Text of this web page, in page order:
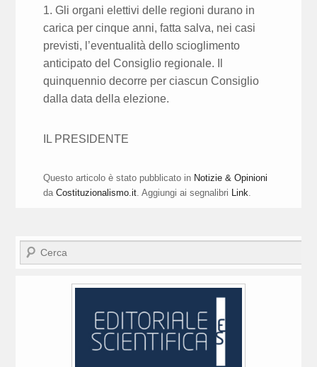
1. Gli organi elettivi delle regioni durano in
carica per cinque anni, fatta salva, nei casi
previsti, l’eventualità dello scioglimento
anticipato del Consiglio regionale. Il
quinquennio decorre per ciascun Consiglio
dalla data della elezione.
IL PRESIDENTE
Questo articolo è stato pubblicato in Notizie & Opinioni
daCostituzionalismo.it . Aggiungi ai segnalibri Link
Cerca